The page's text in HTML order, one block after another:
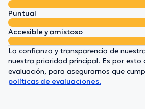
Puntual
Accesible y amistoso
La confianza y transparencia de
nuestra prioridad principal. Es por esto
evaluación, para asegurarnos que
políticas de evaluaciones.